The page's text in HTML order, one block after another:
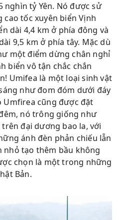
nghìn tỷ Yên. Nó được sử
tốc xuyên biển Vịnh
dài 4,4 km ở phía đông và
9,5 km ở phía tây. Mặc dù
một điểm dừng chân nghỉ
biển vô tận chắc chắn
Umifea là một loại sinh vật
như đom đóm dưới đáy
Umfirea cũng được đặt
nó trông giống như
đại dương bao la, với
ánh đèn phản chiếu lẫn
nhỏ tạo thêm bầu không
chọn là một trong những
Bản.